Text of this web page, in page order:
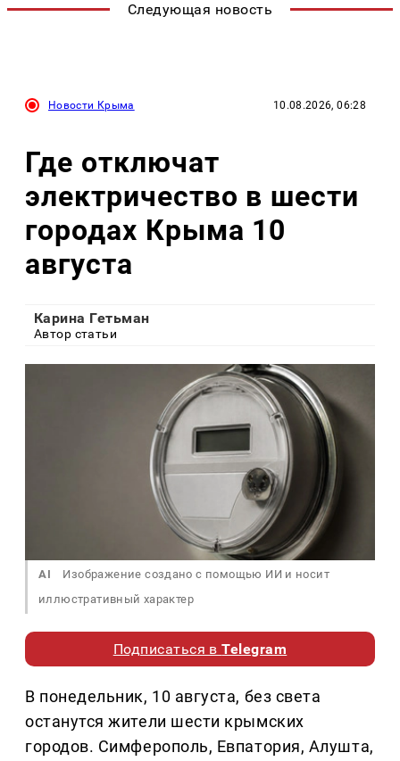
Следующая новость
Новости Крыма 10.08.2026, 06:28
Где отключат
электричество в шести
городах Крыма 10
августа
Карина Гетьман
Автор статьи
AI
Изображение создано с помощью ИИ и носит
иллюстративный характер
Подписаться вTelegram
В понедельник, 10 августа, без света
останутся жители шести крымских
городов. Симферополь, Евпатория, Алушта,